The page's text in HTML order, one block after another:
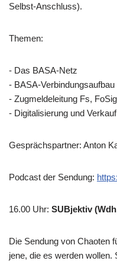
Selbst-Anschluss).
Themen:
- Das BASA-Netz
- BASA-Verbindungsaufbau
- Zugmeldeleitung Fs,
- Digitalisierung und
Gesprächspartner: Anton
Podcast der Sendung:
16.00 Uhr: SUBjektiv
Die Sendung von Chaoten
jene, die es werden